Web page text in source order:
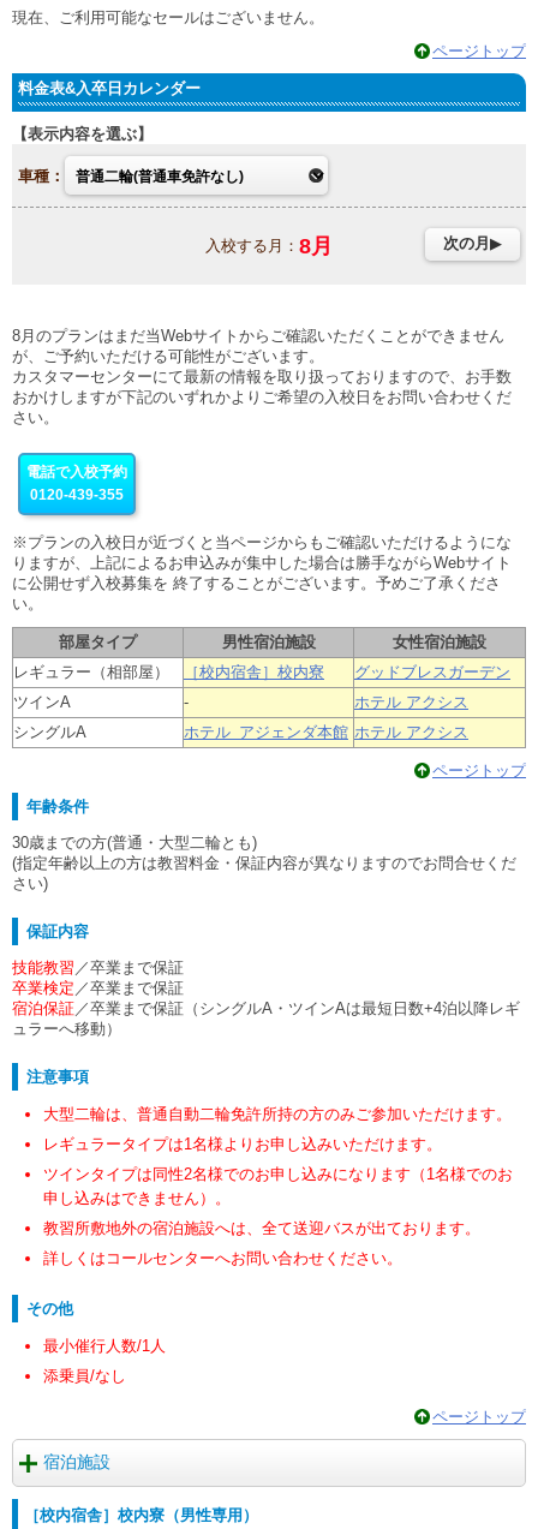
現在、ご利用可能なセールはございません。
ページトップ
料金表&入卒日カレンダー
表示内容を選ぶ
車種：
入校する月： 8月 次の月
8月のプランはまだ当Webサイトからご確認いただくことができません
が、ご予約いただける可能性がございます。
カスタマーセンターにて最新の情報を取り扱っておりますので、お手数
おかけしますが下記のいずれかよりご希望の入校日をお問い合わせくだ
さい。
電話で入校予約
0120-439-355
※プランの入校日が近づくと当ページからもご確認いただけるようにな
りますが、上記によるお申込みが集中した場合は勝手ながらWebサイト
に公開せず入校募集を 終了することがございます。予めご了承くださ
い。
部屋タイプ 男性宿泊施設
女性宿泊施設
レギュラー（相部屋）
［校内宿舎］校内寮
グッドブレスガーデン
ツインA
-
ホテル アクシス
シングルA
ホテル アジェンダ本館 ホテル アクシス
ページトップ
年齢条件
30歳までの方(普通・大型二輪とも)
(指定年齢以上の方は教習料金・保証内容が異なりますのでお問合せくだ
さい)
保証内容
技能教習 ／卒業まで保証
卒業検定 ／卒業まで保証
宿泊保証／卒業まで保証（シングルA・ツインAは最短日数+4泊以降レギ
ュラーへ移動）
注意事項
大型二輪は、普通自動二輪免許所持の方のみご参加いただけます。
レギュラータイプは1名様よりお申し込みいただけます。
ツインタイプは同性2名様でのお申し込みになります（1名様でのお
申し込みはできません）。
教習所敷地外の宿泊施設へは、全て送迎バスが出ております。
詳しくはコールセンターへお問い合わせください。
その他
最小催行人数/1人
添乗員/なし
ページトップ
宿泊施設
［校内宿舎］校内寮（男性専用）